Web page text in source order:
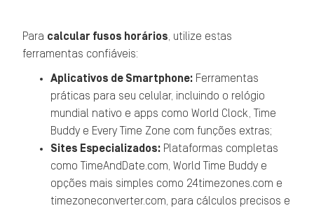
Para calcular fusos horários , utilize estas
ferramentas confiáveis:
Aplicativos de Smartphone: Ferramentas
práticas para seu celular, incluindo o relógio
mundial nativo e apps como World Clock, Time
Buddy e Every Time Zone com funções extras;
Sites Especializados: Plataformas completas
como TimeAndDate.com, World Time Buddy e
opções mais simples como 24timezones.com e
timezoneconverter.com, para cálculos precisos e